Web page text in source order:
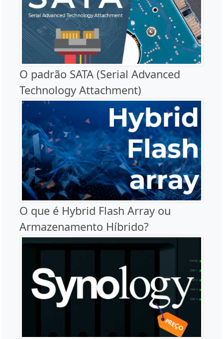
O padrão SATA (Serial Advanced
Technology Attachment)
O que é Hybrid Flash Array ou
Armazenamento Híbrido?